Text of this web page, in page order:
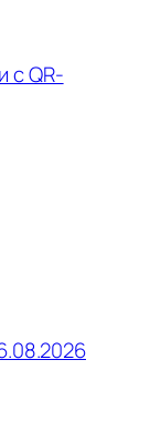
с QR-